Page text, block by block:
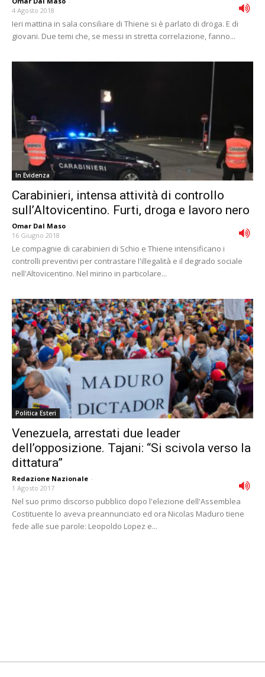
4 Agosto 2018
Ieri mattina in sala consiliare di Thiene si è parlato di droga. E di
giovani. Due temi che, se messi in stretta correlazione, fanno...
In Evidenza
Carabinieri, intensa attività di controllo
sull’Altovicentino. Furti, droga e lavoro nero
Omar Dal Maso -
16 Giugno 2018
Le compagnie di carabinieri di Schio e Thiene intensificano i
controlli preventivi per contrastare l'illegalità e il degrado sociale
nell'Altovicentino. Nel mirino in particolare...
Politica Esteri
Venezuela, arrestati due leader
dell’opposizione. Tajani: “Si scivola verso la
dittatura”
Redazione Nazionale -
1 Agosto 2017
Nel suo primo discorso pubblico dopo l'elezione dell'Assemblea
Costituente lo aveva preannunciato ed ora Nicolas Maduro tiene
fede alle sue parole: Leopoldo Lopez e...